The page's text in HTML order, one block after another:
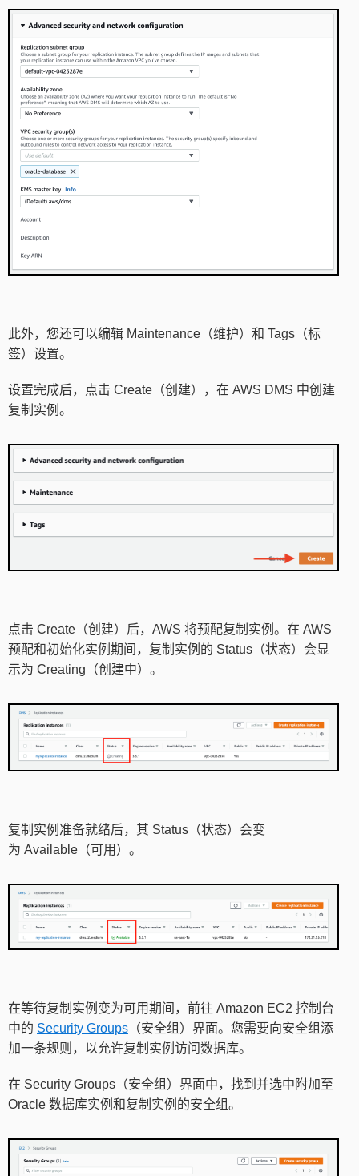
此外，您还可以编辑 Maintenance（维护）和 Tags（标
签）设置。
设置完成后，点击 Create（创建），在 AWS DMS 中创建
复制实例。
点击 Create（创建）后，AWS 将预配复制实例。在 AWS
预配和初始化实例期间，复制实例的 Status（状态）会显
示为 Creating（创建中）。
复制实例准备就绪后，其 Status（状态）会变
为 Available（可用）。
在等待复制实例变为可用期间，前往 Amazon EC2 控制台
中的 Security Groups （安全组）界面。您需要向安全组添
加一条规则，以允许复制实例访问数据库。
在 Security Groups（安全组）界面中，找到并选中附加至
Oracle 数据库实例和复制实例的安全组。